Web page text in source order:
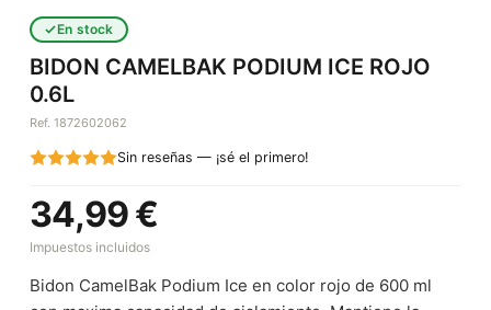
En stock
BIDON CAMELBAK PODIUM ICE ROJO
0.6L
Ref. 1872602062
Sin reseñas — ¡sé el primero!
34,99 €
Impuestos incluidos
Bidon CamelBak Podium Ice en color rojo de 600 ml